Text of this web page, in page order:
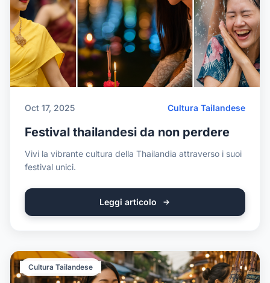
Oct 17, 2025 Cultura Tailandese
Festival thailandesi da non perdere
Vivi la vibrante cultura della Thailandia attraverso i suoi
festival unici.
Leggi articolo
Cultura Tailandese